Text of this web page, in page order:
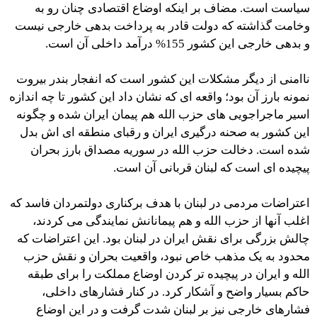
سیاست است. مضاف بر اینکه اوضاع اقتصادی چنان رو به
وخامت گذاشته که دولت قادر به پرداخت بدهی خارجی نیست
و بدهی خارجی این کشور 155% درآمد داخلی آن است.
‏ناامنی از دیگر مشکلات این کشور است که انفجار بندر بیروت
نمونه بارز آن بود؛ واقعه ای که نشان داد این کشور تا چه اندازه
اسیر ماجراجویی های حزب الله هم پیمان ایران شده و چگونه
این کشور به صحنه درگیری ایران و رقبای منطقه ای اش بدل
شده است. دخالت حزب الله در سوریه مصداق بارز بحران
پیچیده ای است که لبنان قربانی آن است.
اعتراضات مردمی در لبنان با هدف برکناری دولتمردان فاسد که
اغلب آنها از حزب الله و هم پیمانانش نمایندگی می کردند،
چالش بزرگی برای نقش ایران در لبنان بود. این اعتراضات که
محدود به یک مذهب خاص نبود، واقعیت بحران و نقش حزب
الله و ایران در پیچیده تر کردن اوضاع مملکت را برای طبقه
حاکم بسیار واضح و آشکار کرد. در کنار فشارهای داخلی،
فشارهای خارجی نیز بر لبنان شدت گرفت و در این اوضاع